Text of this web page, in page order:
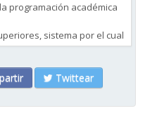
Europeo De Gestión Y
Europeo De Las
Europeo De Las
Públicas.
programación académica
sistema por el cual
superiores europeos en
explicita de cada
europeos propios.
Twittear